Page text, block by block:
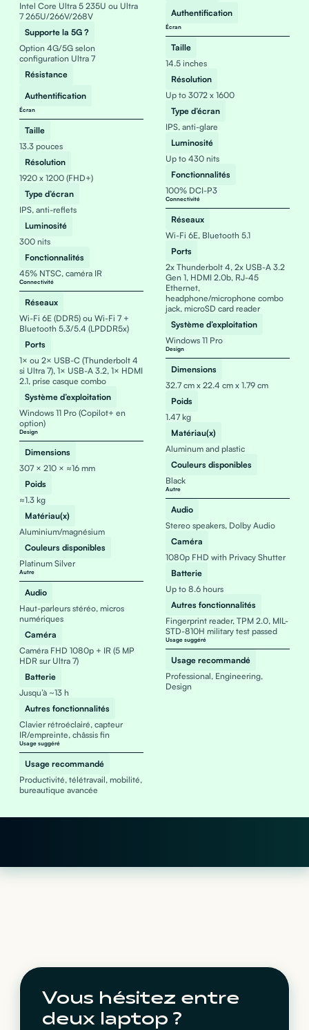
Intel Core Ultra 5 235U ou Ultra
7 265U/266V/268V
Supporte la 5G ?
Option 4G/5G selon
configuration Ultra 7
Résistance
Authentification
Écran
Taille
13.3 pouces
Résolution
1920 x 1200 (FHD+)
Type d’écran
IPS, anti-reflets
Luminosité
300 nits
Fonctionnalités
45% NTSC, caméra IR
Connectivité
Réseaux
Wi-Fi 6E (DDR5) ou Wi-Fi 7 +
Bluetooth 5.3/5.4 (LPDDR5x)
Ports
1× ou 2× USB-C (Thunderbolt 4
si Ultra 7), 1× USB-A 3.2, 1× HDMI
2.1, prise casque combo
Système d’exploitation
Windows 11 Pro (Copilot+ en
option)
Design
Dimensions
307 × 210 × ≈16 mm
Poids
≈1.3 kg
Matériau(x)
Aluminium/magnésium
Couleurs disponibles
Platinum Silver
Autre
Audio
Haut-parleurs stéréo, micros
numériques
Caméra
Caméra FHD 1080p + IR (5 MP
HDR sur Ultra 7)
Batterie
Jusqu’à ~13 h
Autres fonctionnalités
Clavier rétroéclairé, capteur
IR/empreinte, châssis fin
Usage suggéré
Usage recommandé
Productivité, télétravail, mobilité,
bureautique avancée
Authentification
Écran
Taille
14.5 inches
Résolution
Up to 3072 x 1600
Type d’écran
IPS, anti-glare
Luminosité
Up to 430 nits
Fonctionnalités
100% DCI-P3
Connectivité
Réseaux
Wi-Fi 6E, Bluetooth 5.1
Ports
2x Thunderbolt 4, 2x USB-A 3.2
Gen 1, HDMI 2.0b, RJ-45
Ethernet,
headphone/microphone combo
jack, microSD card reader
Système d’exploitation
Windows 11 Pro
Design
Dimensions
32.7 cm x 22.4 cm x 1.79 cm
Poids
1.47 kg
Matériau(x)
Aluminum and plastic
Couleurs disponibles
Black
Autre
Audio
Stereo speakers, Dolby Audio
Caméra
1080p FHD with Privacy Shutter
Batterie
Up to 8.6 hours
Autres fonctionnalités
Fingerprint reader, TPM 2.0, MIL-
STD-810H military test passed
Usage suggéré
Usage recommandé
Professional, Engineering,
Design
Vous hésitez entre
deux laptop ?